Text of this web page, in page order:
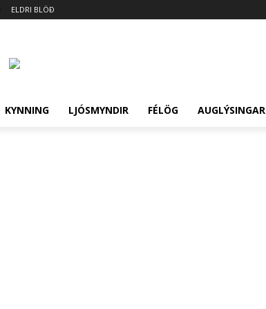
ELDRI BLÖÐ
KYNNING LJÓSMYNDIR FÉLÖG AUGLÝSINGAR